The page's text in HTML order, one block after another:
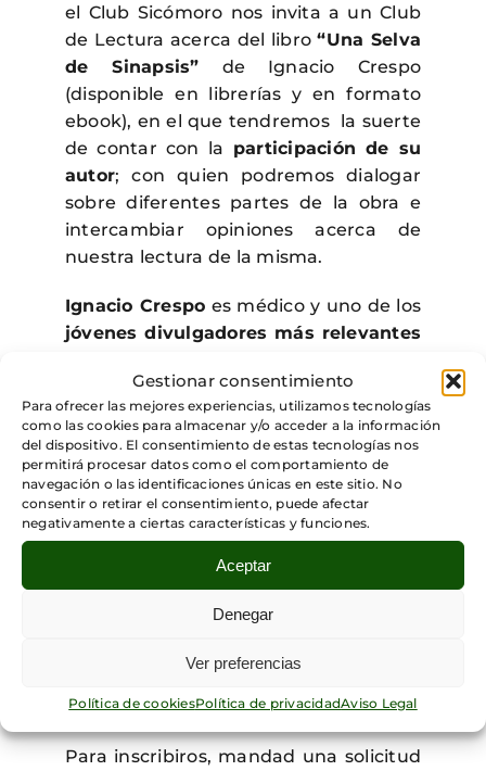
Gestionar consentimiento
Para ofrecer las mejores experiencias, utilizamos tecnologías
como las cookies para almacenar y/o acceder a la información
del dispositivo. El consentimiento de estas tecnologías nos
permitirá procesar datos como el comportamiento de
navegación o las identificaciones únicas en este sitio. No
consentir o retirar el consentimiento, puede afectar
negativamente a ciertas características y funciones.
Aceptar
Denegar
Ver preferencias
Política de cookiesPolítica de privacidadAviso Legal
el Club Sicómoro nos invita a un Club
de Lectura acerca del libro“Una Selva
de Sinapsis” de Ignacio Crespo
(disponible en librerías y en formato
ebook), en el que tendremos la suerte
de contar con la participación de su
autor; con quien podremos dialogar
sobre diferentes partes de la obra e
intercambiar opiniones acerca de
nuestra lectura de la misma.
Ignacio Crespo es médico y uno de los
jóvenes divulgadores más relevantes
Actualmente coordina la sección de
ciencia del periódico La Razón, es
director de contenidos en el portal
científico Amautas, dirige y presenta
varios podcasts sobre ciencia
(“Noosfera”, “Serendipias”,
numerosas charlas.
El club se realizará a través de
Zoom, quienes se inscriban recibirán
previos.
Para inscribiros, mandad una solicitud